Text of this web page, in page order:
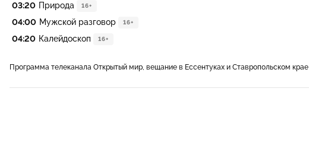
03:20 Природа 16+
04:00 Мужской разговор 16+
04:20 Калейдоскоп 16+
Программа телеканала Открытый мир, вещание в Ессентуках и Ставропольском крае